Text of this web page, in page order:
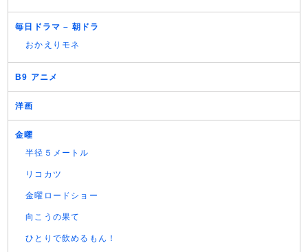
毎日ドラマ – 朝ドラ
おかえりモネ
B9 アニメ
洋画
金曜
半径５メートル
リコカツ
金曜ロードショー
向こうの果て
ひとりで飲めるもん！